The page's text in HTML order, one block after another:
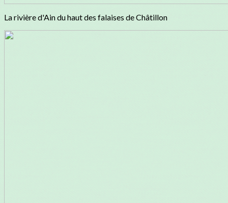
La rivière d'Ain du haut des falaises de Châtillon